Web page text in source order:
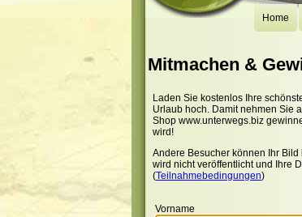
Home
Mitmachen &
Laden Sie kostenlos Ihre
Urlaub hoch. Damit nehmen Sie
Shop www.unterwegs.biz
wird!
Andere Besucher können Ihr
wird nicht veröffentlicht und Ihre
(Teilnahmebedingungen)
Vorname